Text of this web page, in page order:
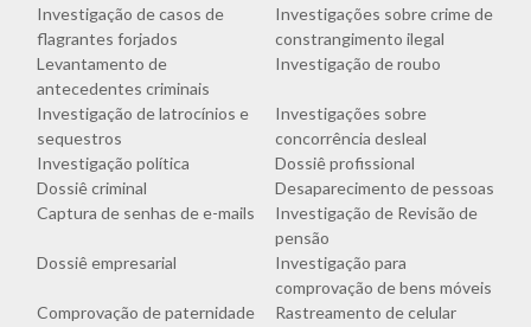
Investigação de casos de
flagrantes forjados
Investigações sobre crime de
constrangimento ilegal
Levantamento de
antecedentes criminais
Investigação de roubo
Investigação de latrocínios e
sequestros
Investigações sobre
concorrência desleal
Investigação política
Dossiê profissional
Dossiê criminal
Desaparecimento de pessoas
Captura de senhas de e-mails
Investigação de Revisão de
pensão
Dossiê empresarial
Investigação para
comprovação de bens móveis
Comprovação de paternidade
Rastreamento de celular